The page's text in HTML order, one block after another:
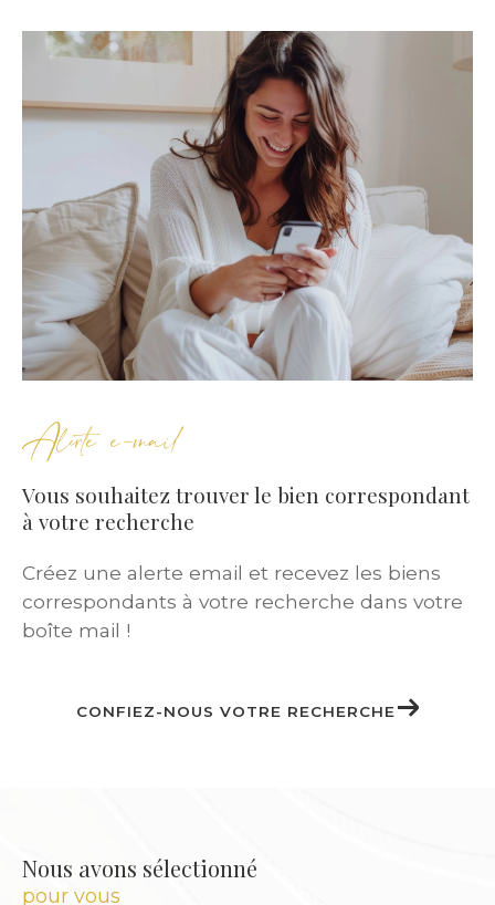
obilières à Saint-Priest, un suivi personnalisé
et des outils professionnels, nous mettons
toutes les chances de votre côté pour
rapidement et au meilleur prix.
Trouver une location, c’est trouver un
lieu de vie
À la recherche d’unappartement à louer à
Saint-Priest, d’unstudio, ou d’une
familiale ? Nos agences vous proposent une
sélection rigoureuse de biens locatifs, mise à
Nos annonces immobilières
large gamme :
Appartements T2 ou T3 pour jeunes actifs
T5 pour familles
Maisons individuelles avec jardin
Alerte e-mail
Vous souhaitez trouver le bien correspondant
à votre recherche
Créez une alerte email et recevez les biens
correspondants à votre recherche dans votre
boîte mail !
CONFIEZ-NOUS VOTRE RECHERCHE
Nous avons sélectionné
pour vous